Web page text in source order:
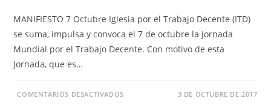
MANIFIESTO 7 Octubre Iglesia por el Trabajo Decente (ITD)
se suma, impulsa y convoca el 7 de octubre la Jornada
Mundial por el Trabajo Decente. Con motivo de esta
Jornada, que es…
COMENTARIOS DESACTIVADOS 3 DE OCTUBRE DE 2017